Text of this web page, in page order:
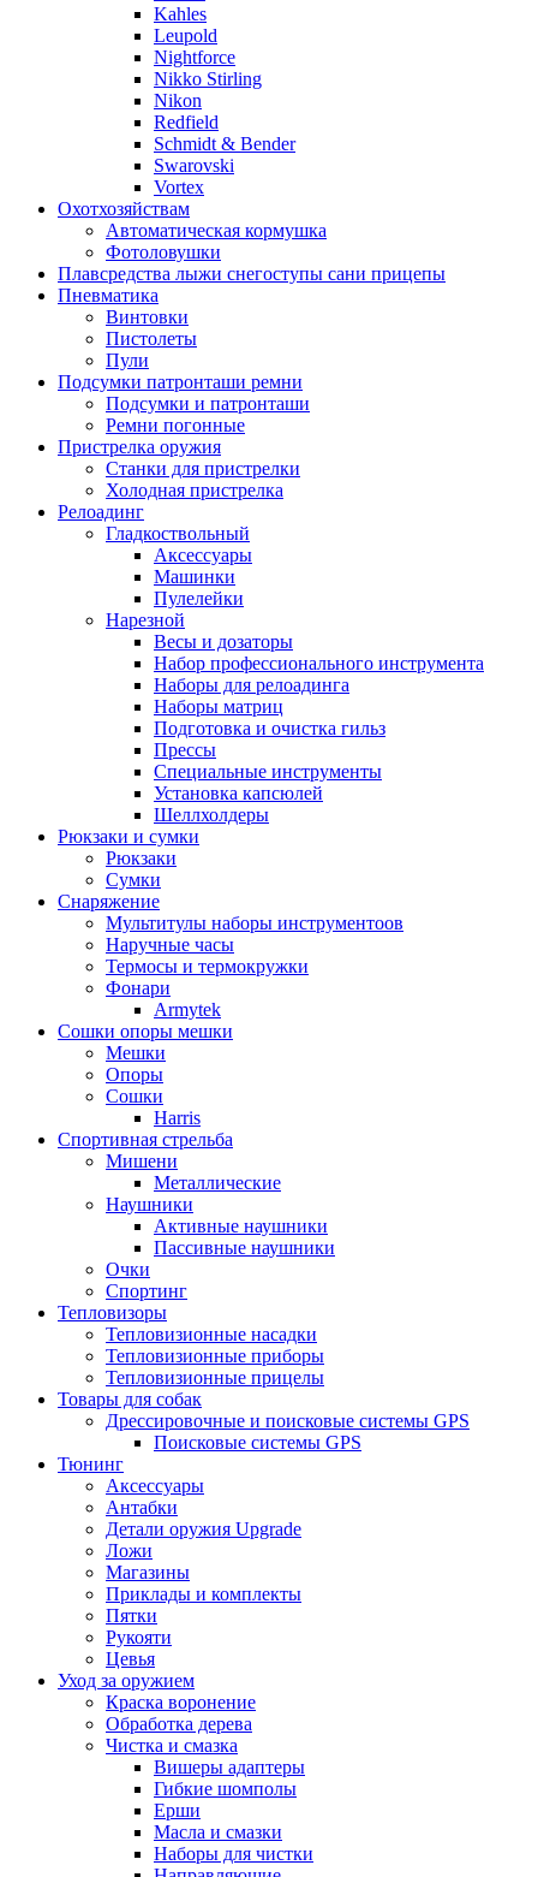
Kahles
Leupold
Nightforce
Nikko Stirling
Nikon
Redfield
Schmidt & Bender
Swarovski
Vortex
Охотхозяйствам
Автоматическая кормушка
Фотоловушки
Плавсредства лыжи снегоступы сани прицепы
Пневматика
Винтовки
Пистолеты
Пули
Подсумки патронташи ремни
Подсумки и патронташи
Ремни погонные
Пристрелка оружия
Станки для пристрелки
Холодная пристрелка
Релоадинг
Гладкоствольный
Аксессуары
Машинки
Пулелейки
Нарезной
Весы и дозаторы
Набор профессионального инструмента
Наборы для релоадинга
Наборы матриц
Подготовка и очистка гильз
Прессы
Специальные инструменты
Установка капсюлей
Шеллхолдеры
Рюкзаки и сумки
Рюкзаки
Сумки
Снаряжение
Мультитулы наборы инструментоов
Наручные часы
Термосы и термокружки
Фонари
Armytek
Сошки опоры мешки
Мешки
Опоры
Сошки
Harris
Спортивная стрельба
Мишени
Металлические
Наушники
Активные наушники
Пассивные наушники
Очки
Спортинг
Тепловизоры
Тепловизионные насадки
Тепловизионные приборы
Тепловизионные прицелы
Товары для собак
Дрессировочные и поисковые системы GPS
Поисковые системы GPS
Тюнинг
Аксессуары
Антабки
Детали оружия Upgrade
Ложи
Магазины
Приклады и комплекты
Пятки
Рукояти
Цевья
Уход за оружием
Краска воронение
Обработка дерева
Чистка и смазка
Вишеры адаптеры
Гибкие шомполы
Ерши
Масла и смазки
Наборы для чистки